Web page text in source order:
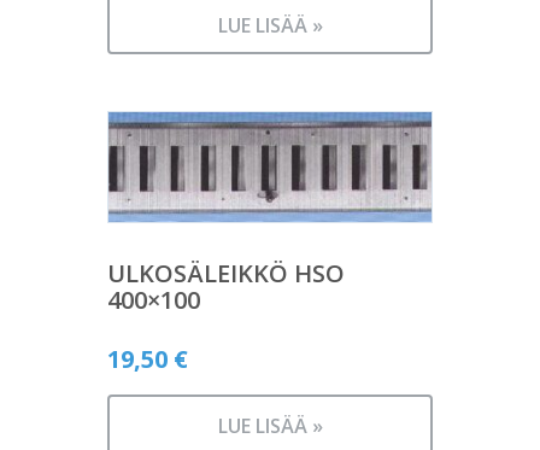
LUE LISÄÄ »
ULKOSÄLEIKKÖ HSO
400×100
19,50 €
LUE LISÄÄ »